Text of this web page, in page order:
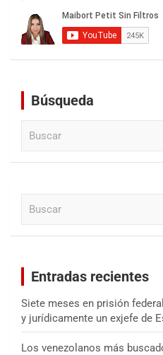
Búsqueda
Entradas recientes
Siete meses en prisión
y jurídicamente un exjefe de
Los venezolanos más